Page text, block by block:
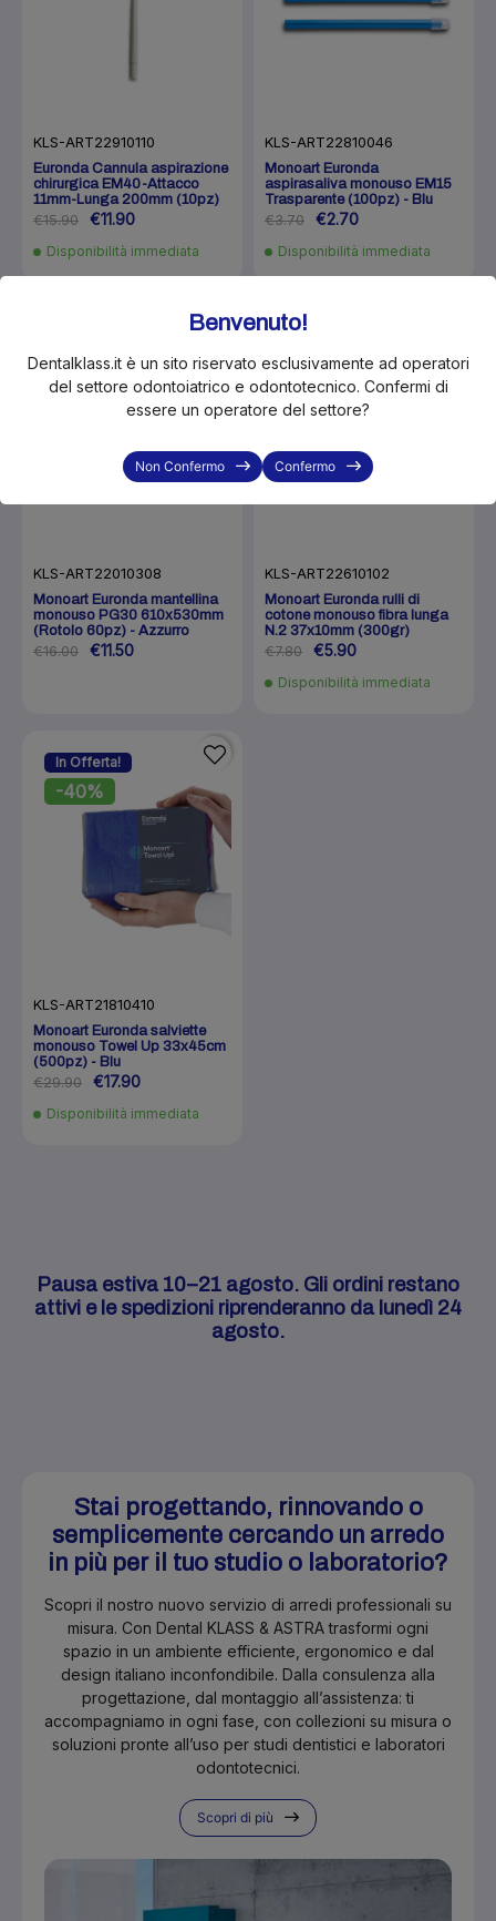
KLS-ART22910110
Euronda Cannula aspirazione
chirurgica EM40-Attacco
11mm-Lunga 200mm (10pz)
€15.90 €11.90
Disponibilità immediata
KLS-ART22810046
Monoart Euronda
aspirasaliva monouso EM15
Trasparente (100pz) - Blu
€3.70 €2.70
Disponibilità immediata
-28%
KLS-ART22010308
Monoart Euronda mantellina
monouso PG30 610x530mm
(Rotolo 60pz) - Azzurro
€16.00 €11.50
In Offerta!
-24%
KLS-ART22610102
Monoart Euronda rulli di
cotone monouso fibra lunga
N.2 37x10mm (300gr)
€7.80 €5.90
Disponibilità immediata
In Offerta!
-40%
KLS-ART21810410
Monoart Euronda salviette
monouso Towel Up 33x45cm
(500pz) - Blu
€29.90 €17.90
Disponibilità immediata
Pausa estiva 10–21 agosto. Gli ordini restano
attivi e le spedizioni riprenderanno da lunedì 24
agosto.
Stai progettando, rinnovando o
semplicemente cercando un arredo
in più per il tuo studio o laboratorio?
Scopri il nostro nuovo servizio di arredi professionali su
misura. Con Dental KLASS & ASTRA trasformi ogni
spazio in un ambiente efficiente, ergonomico e dal
design italiano inconfondibile. Dalla consulenza alla
progettazione, dal montaggio all’assistenza: ti
accompagniamo in ogni fase, con collezioni su misura o
soluzioni pronte all’uso per studi dentistici e laboratori
odontotecnici.
Scopri di più
Benvenuto!
Dentalklass.it è un sito riservato esclusivamente ad operatori
del settore odontoiatrico e odontotecnico. Confermi di
essere un operatore del settore?
Non Confermo Confermo